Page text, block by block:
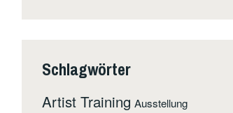
Schlagwörter
Artist Training Ausstellung